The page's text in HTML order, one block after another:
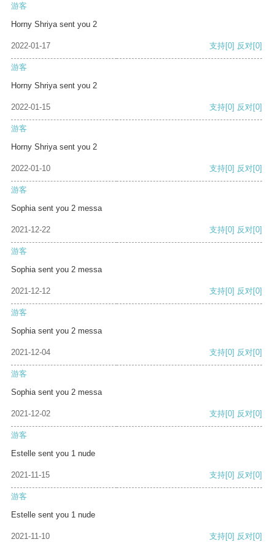
游客
Horny Shriya sent you 2
2022-01-17 支持[0] 反对[0]
游客
Horny Shriya sent you 2
2022-01-15 支持[0] 反对[0]
游客
Horny Shriya sent you 2
2022-01-10 支持[0] 反对[0]
游客
Sophia sent you 2 messa
2021-12-22 支持[0] 反对[0]
游客
Sophia sent you 2 messa
2021-12-12 支持[0] 反对[0]
游客
Sophia sent you 2 messa
2021-12-04 支持[0] 反对[0]
游客
Sophia sent you 2 messa
2021-12-02 支持[0] 反对[0]
游客
Estelle sent you 1 nude
2021-11-15 支持[0] 反对[0]
游客
Estelle sent you 1 nude
2021-11-10 支持[0] 反对[0]